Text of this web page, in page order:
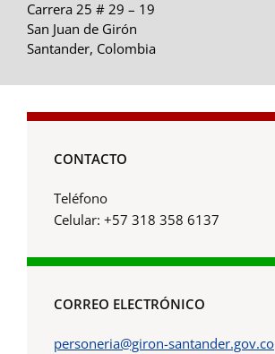
Carrera 25 # 29 – 19
San Juan de Girón
Santander, Colombia
CONTACTO
Teléfono
Celular: +57 318 358 6137
CORREO ELECTRÓNICO
personeria@giron-santander.gov.co